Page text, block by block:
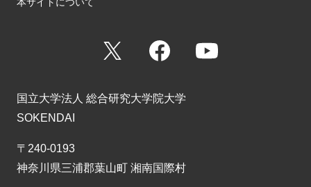
Facebook
国立大学法人 総合研究大学院大学
SOKENDAI
〒240-0193
神奈川県三浦郡葉山町 湘南国際村